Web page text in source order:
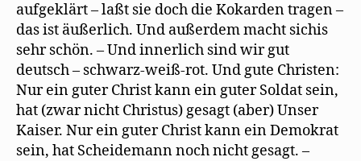
aufgeklärt – laßt sie doch die Kokarden tragen –
das ist äußerlich. Und außerdem macht sichis
sehr schön. – Und innerlich sind wir gut
deutsch – schwarz-weiß-rot. Und gute Christen:
Nur ein guter Christ kann ein guter Soldat sein,
hat (zwar nicht Christus) gesagt (aber) Unser
Kaiser. Nur ein guter Christ kann ein Demokrat
sein, hat Scheidemann noch nicht gesagt. –